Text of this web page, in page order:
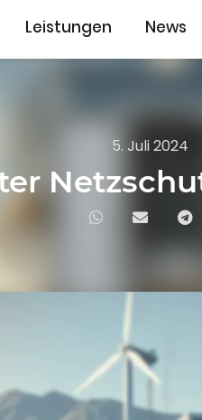
Leistungen News
5. Juli 2024